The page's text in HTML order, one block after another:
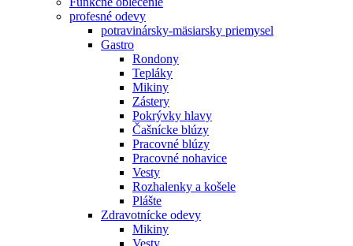
profesné odevy
potravinársky-mäsiarsky priemysel
Gastro
Rondony
Tepláky
Mikiny
Zástery
Pokrývky hlavy
Čašnícke blúzy
Pracovné blúzy
Pracovné nohavice
Vesty
Rozhalenky a košele
Plášte
Zdravotnícke odevy
Mikiny
Vesty